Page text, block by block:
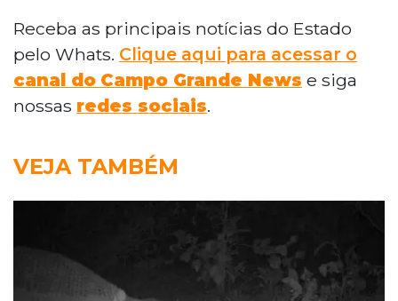
Receba as principais notícias do Estado
pelo Whats. Clique aqui para acessar o
canal do Campo Grande News e siga
nossas redes sociais.
VEJA TAMBÉM